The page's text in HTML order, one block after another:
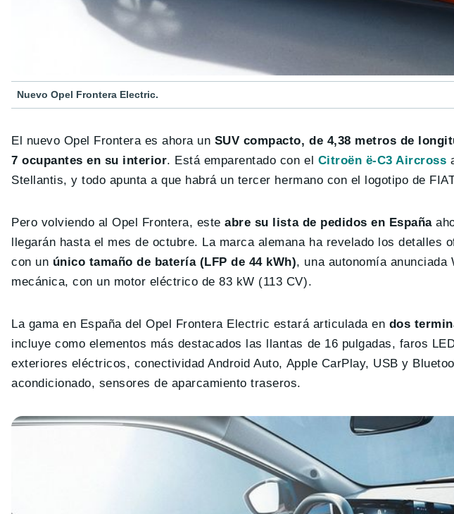
Nuevo Opel Frontera Electric.
El nuevo Opel Frontera es ahora un SUV compacto, de 4,38 metros de
7 ocupantes en su interior. Está emparentado con el Citroën ë-C3 Aircross
Stellantis, y todo apunta a que habrá un tercer hermano con el logotipo de
Pero volviendo al Opel Frontera, esteabre su lista de pedidos en España
llegarán hasta el mes de octubre. La marca alemana ha revelado los detalles
con un único tamaño de batería (LFP de 44 kWh), una autonomía anunciada
mecánica, con un motor eléctrico de 83 kW (113 CV).
La gama en España del Opel Frontera Electric estará articulada en dos
incluye como elementos más destacados las llantas de 16 pulgadas, faros
exteriores eléctricos, conectividad Android Auto, Apple CarPlay, USB y
acondicionado, sensores de aparcamiento traseros.